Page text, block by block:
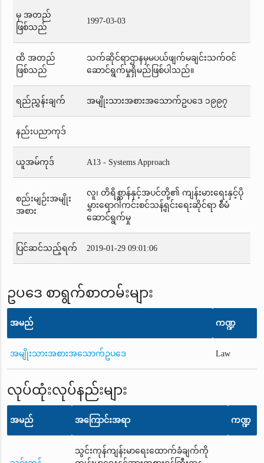
မှ အတည်
ဖြစ်သည်
1997-03-03
ထိ အတည်
ဖြစ်သည်
သက်ဆိုင်ရာဌာနမှမပယ်ဖျက်မချင်းသက်ဝင်
ဆောင်ရွက်မှုရှိမည်ဖြစ်ပါသည်။
ရည်ညွှန်းချက် အမျိုးသားအစားအသောက်ဥပဒေ ၁၉၉၇
နည်းပညာကုဒ်
ယူအမ်ကုဒ် A13 - Systems Approach
စည်းမျဉ်းအမျိုး
အစား
လူ၊ တိရိစ္ဆာန်နှင့်အပင်တို့၏ ကျန်းမားရေးနှင့်ပို
မွှားရောဂါကင်းစင်သန့်ရှင်းရေးဆိုင်ရာ စီမံ
ဆောင်ရွက်မှု
ပြင်ဆင်သည့်ရက် 2019-01-29 09:01:06
ဥပဒေ စာရွက်စာတမ်းများ
အမည် ကဏ္ဍ
အမျိုးသားအစားအသောက်ဥပဒေ Law
လုပ်ထုံးလုပ်နည်းများ
အမည် အကြောင်းအရာ ကဏ္ဍ
သွင်းကုန်ကျန်းမာရေးထောက်ခံချက်ကို